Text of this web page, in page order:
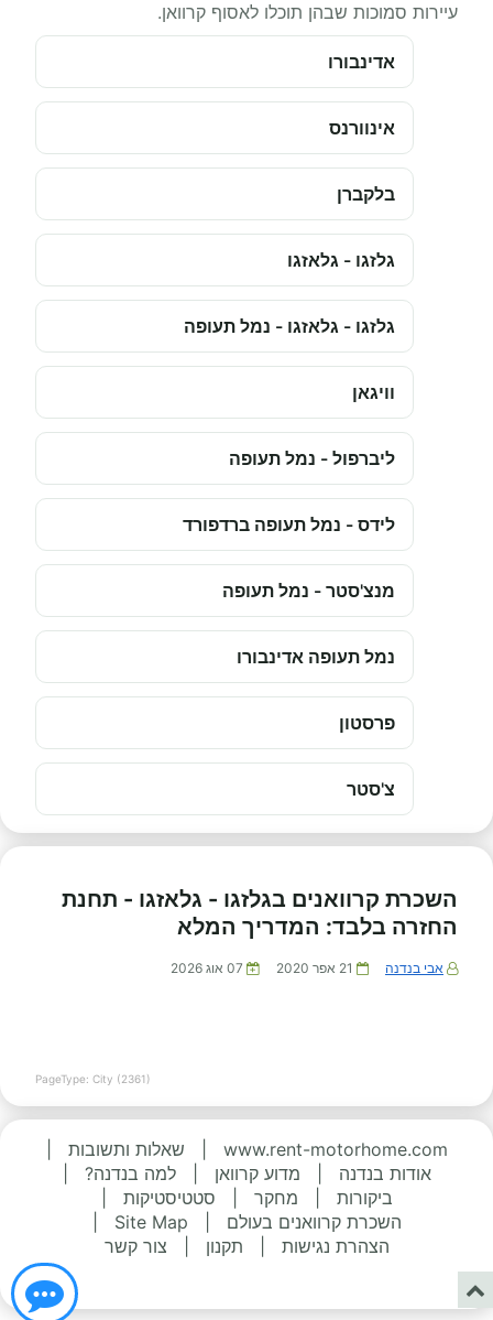
עיירות סמוכות שבהן תוכלו לאסוף קרוואן.
אדינבורו
אינוורנס
בלקברן
גלזגו - גלאזגו
גלזגו - גלאזגו - נמל תעופה
וויגאן
ליברפול - נמל תעופה
לידס - נמל תעופה ברדפורד
מנצ'סטר - נמל תעופה
נמל תעופה אדינבורו
פרסטון
צ'סטר
השכרת קרוואנים בגלזגו - גלאזגו - תחנת
החזרה בלבד: המדריך המלא
אבי בנדנה 21 אפר 2020 07 אוג 2026
PageType: City (2361)
www.rent-motorhome.com שאלות ותשובות
אודות בנדנה
מדוע קרוואן למה בנדנה?
ביקורות
מחקר סטטיסטיקות
השכרת קרוואנים בעולם
Site Map
הצהרת נגישות
תקנון צור קשר